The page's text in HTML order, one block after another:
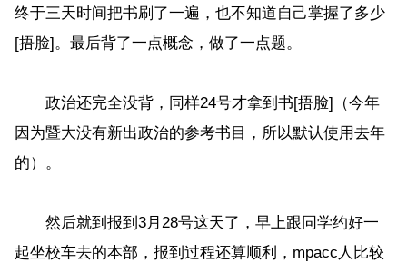
终于三天时间把书刷了一遍，也不知道自己掌握了多少
[捂脸]。最后背了一点概念，做了一点题。
政治还完全没背，同样24号才拿到书[捂脸]（今年
因为暨大没有新出政治的参考书目，所以默认使用去年
的）。
然后就到报到3月28号这天了，早上跟同学约好一
起坐校车去的本部，报到过程还算顺利，mpacc人比较